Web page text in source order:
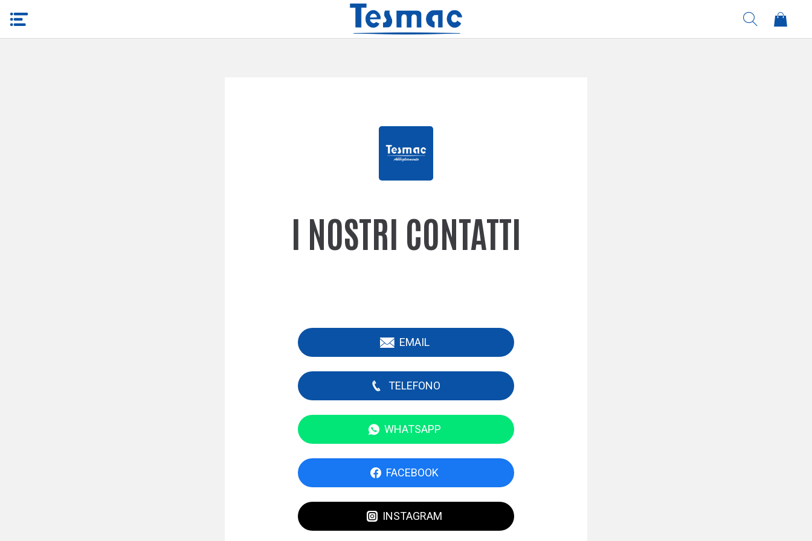
I NOSTRI CONTATTI
EMAIL
TELEFONO
WHATSAPP
FACEBOOK
INSTAGRAM